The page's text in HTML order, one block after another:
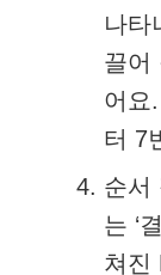
나타
끌어
어요
터 7
순서
는 ‘
쳐진